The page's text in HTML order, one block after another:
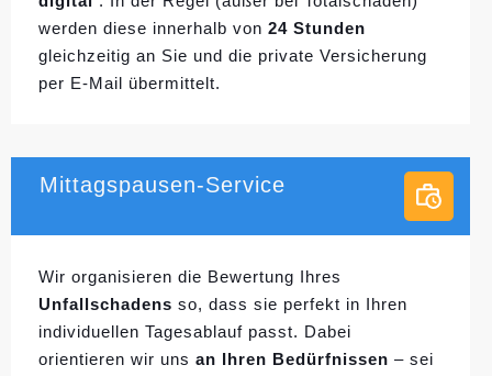
werden diese innerhalb von 24 Stunden
gleichzeitig an Sie und die private Versicherung
per E-Mail übermittelt.
Mittagspausen-Service
Wir organisieren die Bewertung Ihres
Unfallschadens so, dass sie perfekt in Ihren
individuellen Tagesablauf passt. Dabei
orientieren wir uns an Ihren Bedürfnissen – sei